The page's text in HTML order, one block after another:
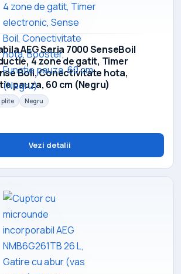
AEG Seria 7000 SenseBoil
4 zone de gatit, Timer
Boil, Conectivitate hota,
pauza, 60 cm (Negru)
plite Negru
Vezi detalii